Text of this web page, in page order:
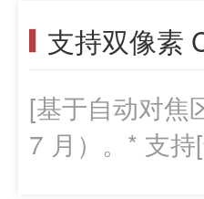
80D, EOS
X10i, EOS
T6s/EOS
X8i, EOS
足以下系统要
Windows 10
PC机，并将
- Intel 处理器
pixels或更高 -
作。（截止到
得到验证。]
[基于自动对焦
7 月）。* 支